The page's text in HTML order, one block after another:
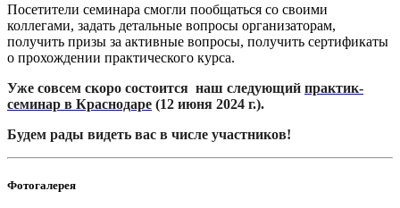
Посетители семинара смогли пообщаться со своими
коллегами, задать детальные вопросы организаторам,
получить призы за активные вопросы, получить сертификаты
о прохождении практического курса.
Уже совсем скоро состоится наш следующий практик-
семинар в Краснодаре (12 июня 2024 г.).
Будем рады видеть вас в числе участников!
Фотогалерея